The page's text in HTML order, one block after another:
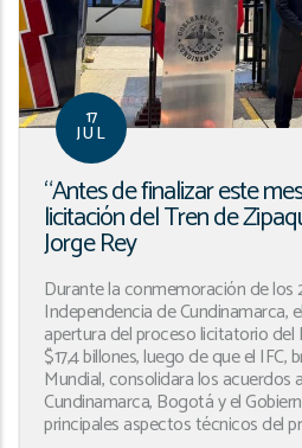
17
JUL
“Antes de finalizar este
licitación del Tren de
Jorge Rey
Durante la conmemoración de los
Independencia de Cundinamarca,
apertura del proceso licitatorio
$17,4 billones, luego de que el
Mundial, consolidara los acuerdos
Cundinamarca, Bogotá y el
principales aspectos técnicos del